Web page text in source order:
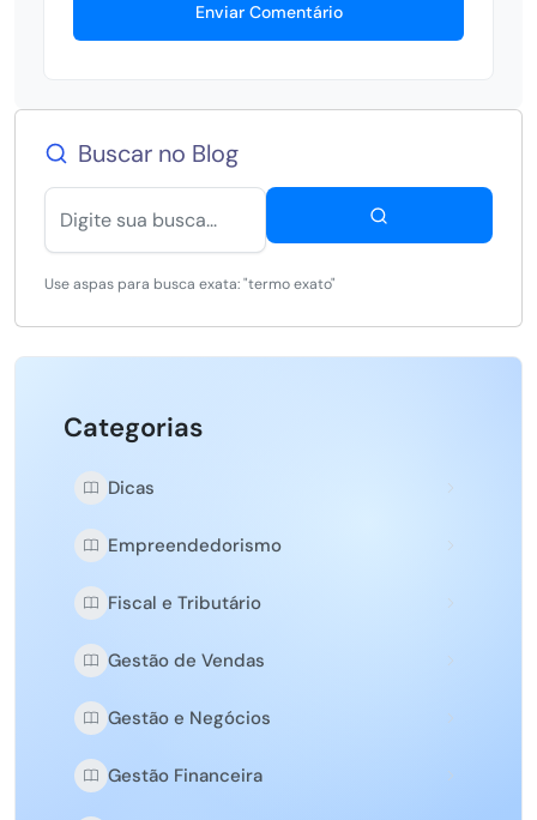
Enviar Comentário
Buscar no Blog
Use aspas para busca exata: "termo exato"
Categorias
Dicas
Empreendedorismo
Fiscal e Tributário
Gestão de Vendas
Gestão e Negócios
Gestão Financeira